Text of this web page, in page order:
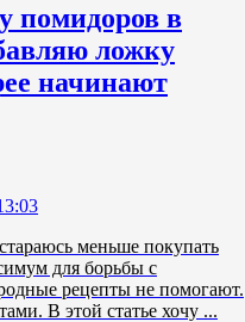
помидоров в
ложку
начинают
меньше покупать
для борьбы с
рецепты не помогают.
В этой статье хочу ...